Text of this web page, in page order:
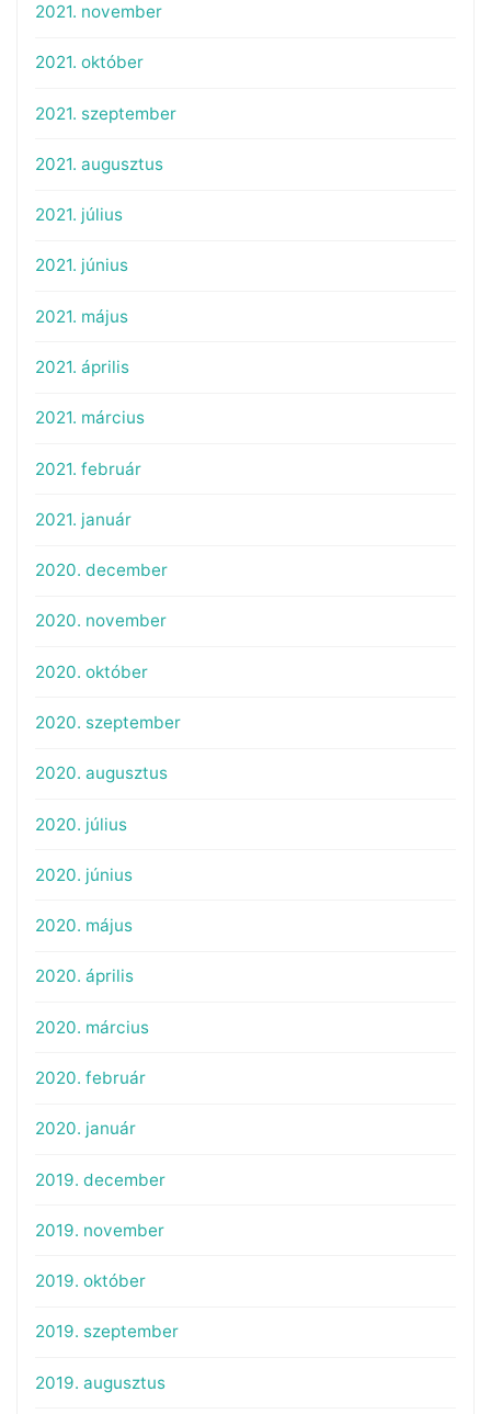
2021. november
2021. október
2021. szeptember
2021. augusztus
2021. július
2021. június
2021. május
2021. április
2021. március
2021. február
2021. január
2020. december
2020. november
2020. október
2020. szeptember
2020. augusztus
2020. július
2020. június
2020. május
2020. április
2020. március
2020. február
2020. január
2019. december
2019. november
2019. október
2019. szeptember
2019. augusztus